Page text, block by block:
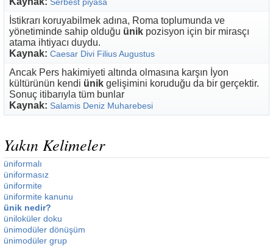
İstikrarı koruyabilmek adına, Roma toplumunda ve
yönetiminde sahip olduğu ünik pozisyon için bir mirasçı
atama ihtiyacı duydu.
Kaynak: Caesar Divi Filius Augustus
Ancak Pers hakimiyeti altında olmasına karşın İyon
kültürünün kendi ünik gelişimini koruduğu da bir gerçektir.
Sonuç itibarıyla tüm bunlar
Kaynak: Salamis Deniz Muharebesi
Yakın Kelimeler
üniformalı
üniformasız
üniformite
üniformite kanunu
ünik nedir?
üniloküler doku
ünimodüler dönüşüm
ünimodüler grup